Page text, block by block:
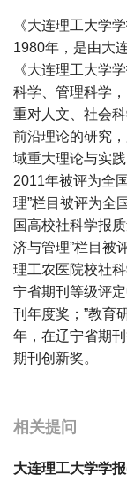
《大连理工大学
1980年，是由大
《大连理工大学
科学、管理科学
重对人文、社会
前沿理论的研究
域重大理论与实
2011年被评为全
理”栏目被评为全
国高校社科学报
济与管理”栏目被
理工农医院校社
宁省期刊等级评
刊年度奖；”教育
年，在辽宁省期
期刊创新奖。
相关提问
大连理工大学学